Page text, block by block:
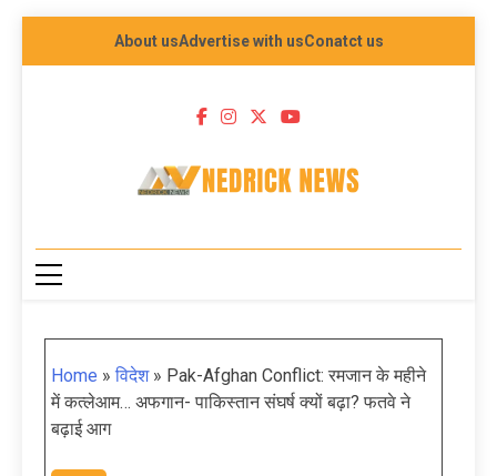
About usAdvertise with usConatct us
NEDRICK NEWS
Home »विदेश» Pak-Afghan Conflict: रमजान के महीने
में कत्लेआम… अफगान- पाकिस्तान संघर्ष क्यों बढ़ा? फतवे ने
बढ़ाई आग